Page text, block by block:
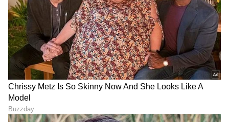
ಯಶ್ ಟಾಕ್ಸಿಕ್ ಟ್ರೇಲರ್ ಲಾಂಚ್‌ಗೆ
ಮುಖ್ಯ ಅತಿಥಿ ಕರುನಾಡ ಚಕ್ರವರ್ತಿ
ಡಾ ಶಿವರಾಜ್ ಕುಮಾರ್!
Exclusive Interview:
ಶಿಲ್ಪಾ ಮಾತಿಗೆ ಫ್ಯಾನ್ಸ್​ ಫಿದಾ